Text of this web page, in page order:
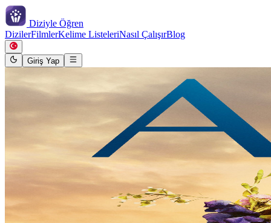
Diziyle Öğren
DizilerFilmlerKelime ListeleriNasıl ÇalışırBlog
Giriş Yap